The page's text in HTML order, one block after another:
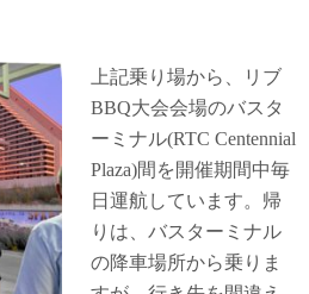
上記乗り場から、リブ
BBQ大会会場のバスタ
ーミナル(RTC Centennial
Plaza)間を開催期間中毎
日運航しています。帰
りは、バスターミナル
の降車場所から乗りま